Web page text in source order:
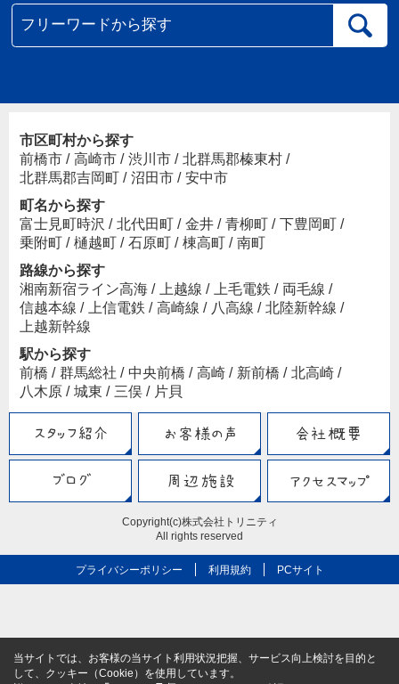
市区町村から探す
前橋市 / 高崎市 / 渋川市 / 北群馬郡榛東村 /
北群馬郡吉岡町 / 沼田市 / 安中市
町名から探す
富士見町時沢 / 北代田町 / 金井 / 青柳町 / 下豊岡町 /
乗附町 / 樋越町 / 石原町 / 棟高町 / 南町
路線から探す
湘南新宿ライン高海 / 上越線 / 上毛電鉄 / 両毛線 /
信越本線 / 上信電鉄 / 高崎線 / 八高線 / 北陸新幹線 /
上越新幹線
駅から探す
前橋 / 群馬総社 / 中央前橋 / 高崎 / 新前橋 / 北高崎 /
八木原 / 城東 / 三俣 / 片貝
Copyright(c)株式会社トリニティ
All rights reserved
プライバシーポリシー 利用規約 PCサイト
当サイトでは、お客様の当サイト利用状況把握、サービス向上検討を目的と
して、クッキー（Cookie）を使用しています。